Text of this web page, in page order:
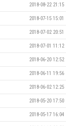
2018-08-22 21:15
2018-07-15 15:01
2018-07-02 20:51
2018-07-01 11:12
2018-06-20 12:52
2018-06-11 19:56
2018-06-02 12:25
2018-05-20 17:50
2018-05-17 16:04